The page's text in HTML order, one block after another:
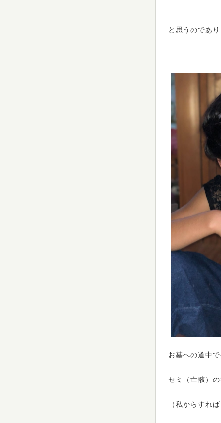
と思うのであ
お墓への道中
セミ（亡骸）
（私からすれ